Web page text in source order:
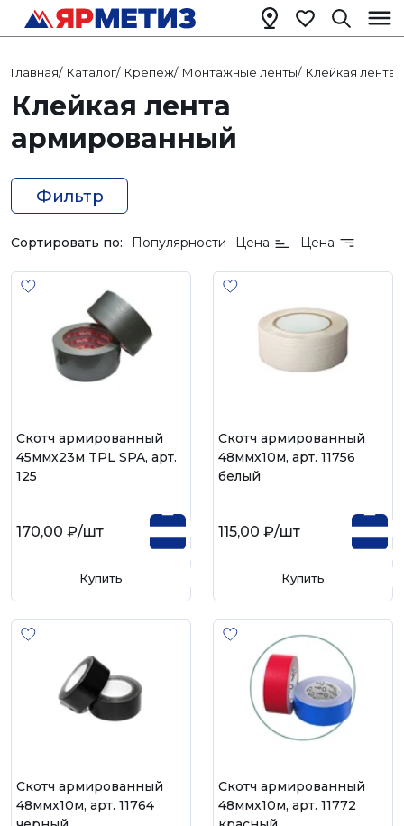
Главная/ Каталог/ Крепеж/ Монтажные ленты/ Клейкая лента
Клейкая лента
армированный
Фильтр
Сортировать по: Популярности Цена Цена
Скотч армированный
45ммх23м TPL SPA, арт.
125
170,00 ₽/шт
Купить
Скотч армированный
48ммх10м, арт. 11756
белый
115,00 ₽/шт
Купить
Скотч армированный
48ммх10м, арт. 11764
Скотч армированный
48ммх10м, арт. 11772